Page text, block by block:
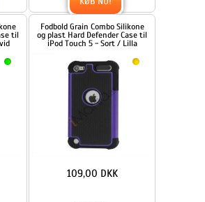
til
Fodbold Grain Combo Silikone
og plast Hard Defender Case til
iPod Touch 5 - Sort / Lilla
109,00 DKK